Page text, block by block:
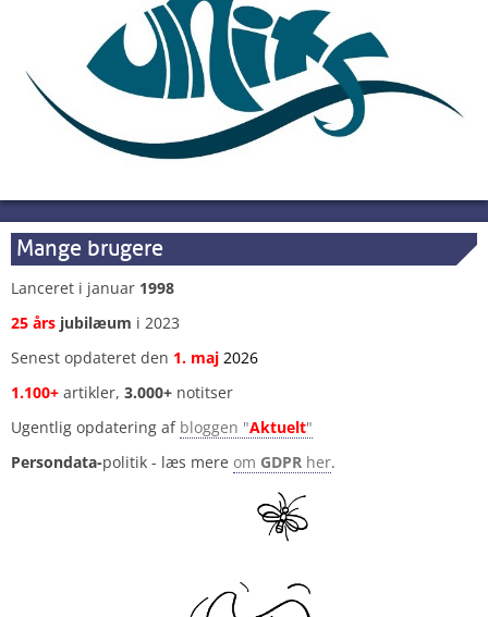
Mange brugere
Lanceret i januar 1998
25 års jubilæum i 2023
Senest opdateret den 1. maj 2026
1.100+ artikler, 3.000+ notitser
Ugentlig opdatering af bloggen "Aktuelt"
Persondata-politik - læs mere om GDPR her.